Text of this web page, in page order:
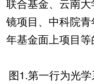
联合基金、云南
镜项目、中科院
年基金面上项目等
图1.第一行为光